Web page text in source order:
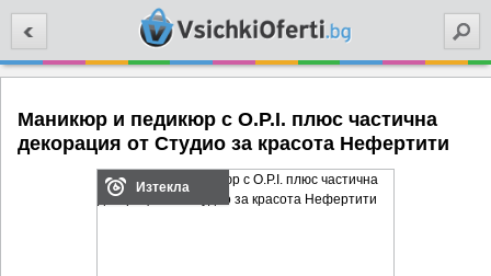
Маникюр и педикюр с O.P.I. плюс частична
декорация от Студио за красота Нефертити
Изтекла